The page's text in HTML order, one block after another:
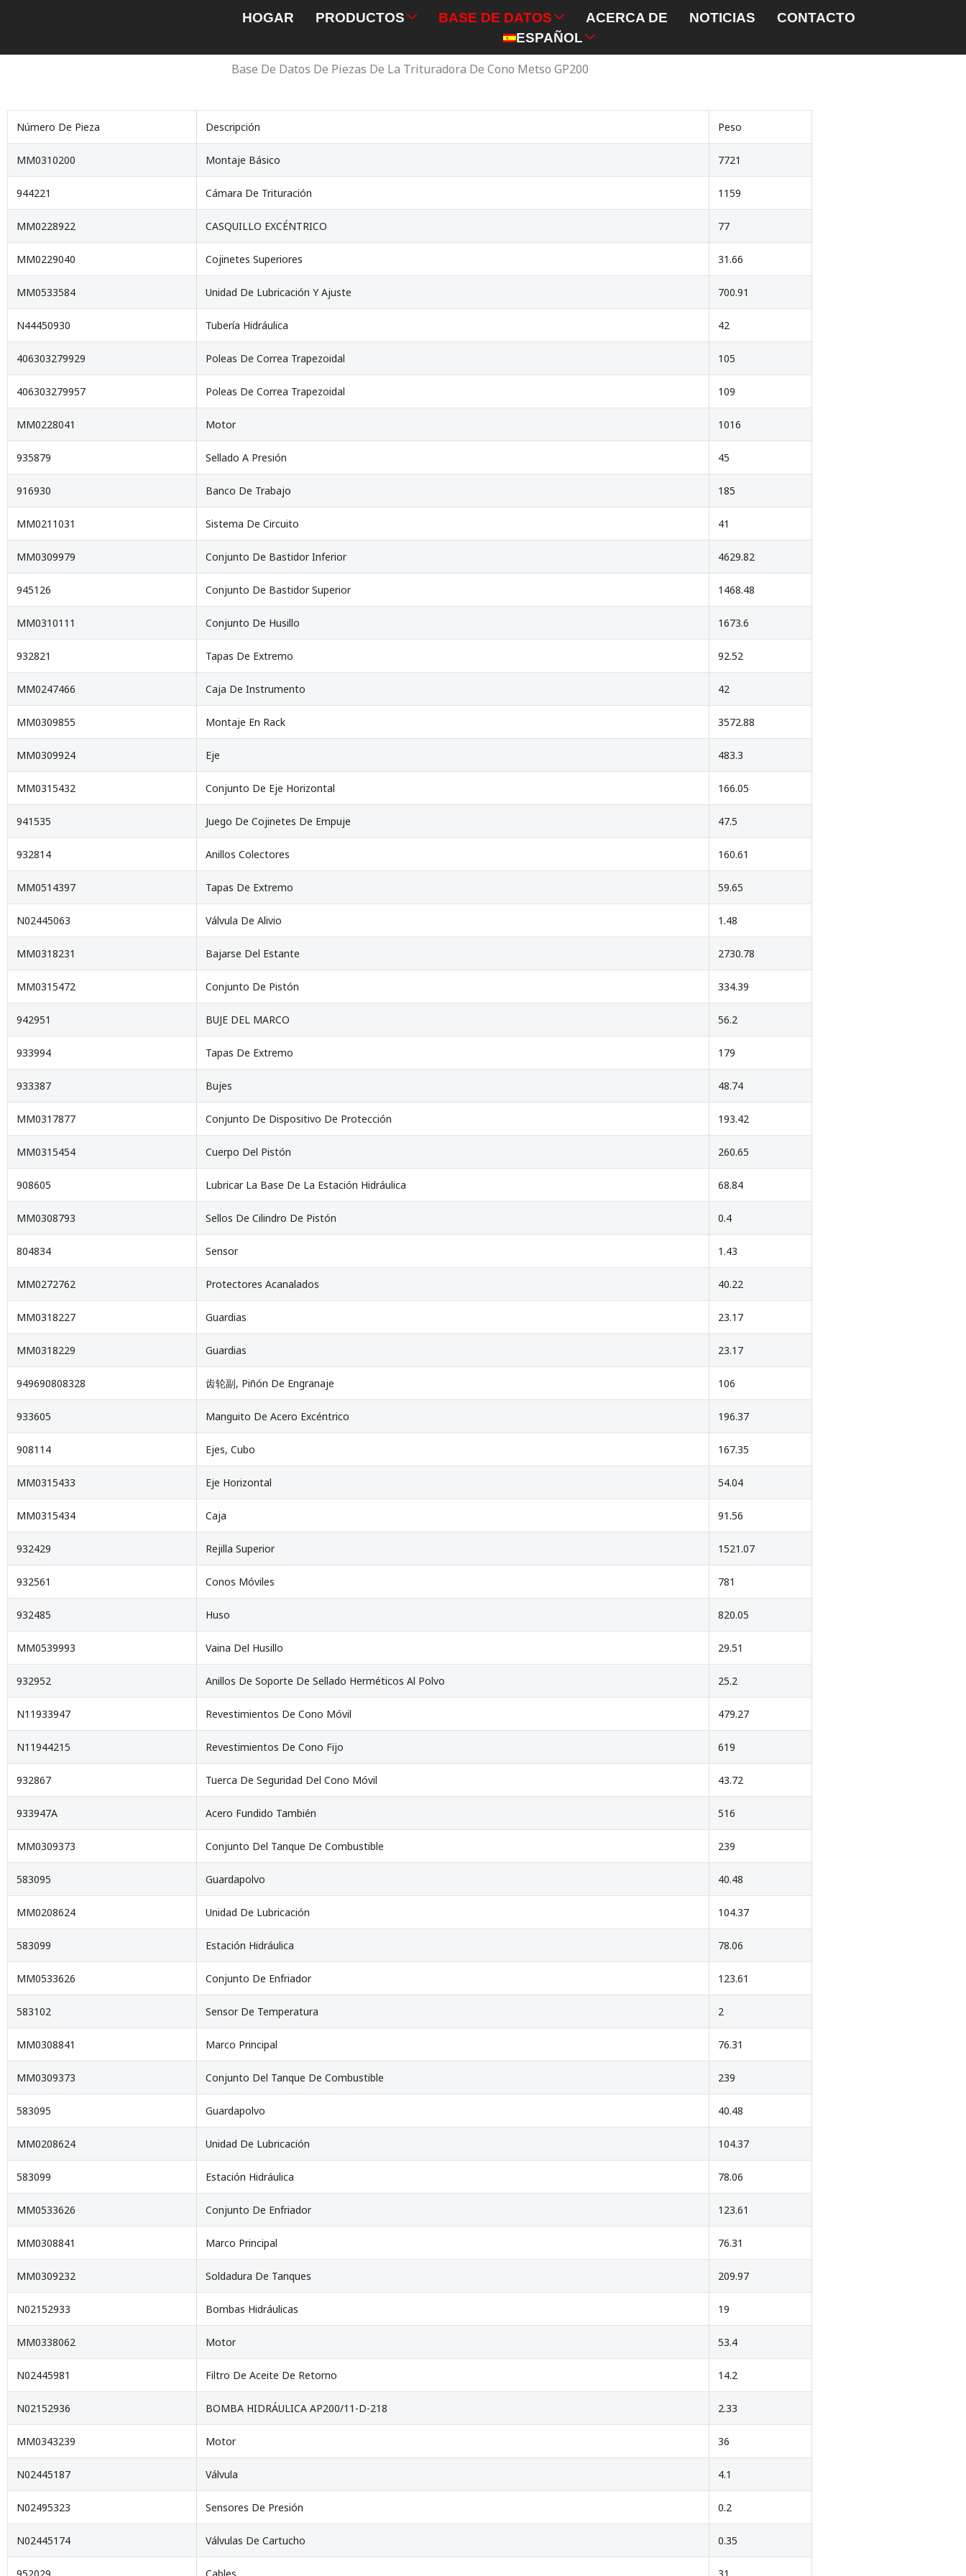
HOGAR PRODUCTOS BASE DE DATOS ACERCA DE NOTICIAS
CONTACTO
ESPAÑOL
Base De Datos De Piezas De La Trituradora De Cono Metso GP200
Número De Pieza Descripción Peso
MM0310200 Montaje Básico 7721
944221 Cámara De Trituración 1159
MM0228922 CASQUILLO EXCÉNTRICO 77
MM0229040 Cojinetes Superiores 31.66
MM0533584 Unidad De Lubricación Y Ajuste 700.91
N44450930 Tubería Hidráulica 42
406303279929 Poleas De Correa Trapezoidal 105
406303279957 Poleas De Correa Trapezoidal 109
MM0228041 Motor 1016
935879 Sellado A Presión 45
916930 Banco De Trabajo 185
MM0211031 Sistema De Circuito 41
MM0309979 Conjunto De Bastidor Inferior 4629.82
945126 Conjunto De Bastidor Superior 1468.48
MM0310111 Conjunto De Husillo 1673.6
932821 Tapas De Extremo 92.52
MM0247466 Caja De Instrumento 42
MM0309855 Montaje En Rack 3572.88
MM0309924 Eje 483.3
MM0315432 Conjunto De Eje Horizontal 166.05
941535 Juego De Cojinetes De Empuje 47.5
932814 Anillos Colectores 160.61
MM0514397 Tapas De Extremo 59.65
N02445063 Válvula De Alivio 1.48
MM0318231 Bajarse Del Estante 2730.78
MM0315472 Conjunto De Pistón 334.39
942951 BUJE DEL MARCO 56.2
933994 Tapas De Extremo 179
933387 Bujes 48.74
MM0317877 Conjunto De Dispositivo De Protección 193.42
MM0315454 Cuerpo Del Pistón 260.65
908605 Lubricar La Base De La Estación Hidráulica 68.84
MM0308793 Sellos De Cilindro De Pistón 0.4
804834 Sensor 1.43
MM0272762 Protectores Acanalados 40.22
MM0318227 Guardias 23.17
MM0318229 Guardias 23.17
949690808328 齿轮副, Piñón De Engranaje 106
933605 Manguito De Acero Excéntrico 196.37
908114 Ejes, Cubo 167.35
MM0315433 Eje Horizontal 54.04
MM0315434 Caja 91.56
932429 Rejilla Superior 1521.07
932561 Conos Móviles 781
932485 Huso 820.05
MM0539993 Vaina Del Husillo 29.51
932952 Anillos De Soporte De Sellado Herméticos Al Polvo 25.2
N11933947 Revestimientos De Cono Móvil 479.27
N11944215 Revestimientos De Cono Fijo 619
932867 Tuerca De Seguridad Del Cono Móvil 43.72
933947A Acero Fundido También 516
MM0309373 Conjunto Del Tanque De Combustible 239
583095 Guardapolvo 40.48
MM0208624 Unidad De Lubricación 104.37
583099 Estación Hidráulica 78.06
MM0533626 Conjunto De Enfriador 123.61
583102 Sensor De Temperatura 2
MM0308841 Marco Principal 76.31
MM0309373 Conjunto Del Tanque De Combustible 239
583095 Guardapolvo 40.48
MM0208624 Unidad De Lubricación 104.37
583099 Estación Hidráulica 78.06
MM0533626 Conjunto De Enfriador 123.61
MM0308841 Marco Principal 76.31
MM0309232 Soldadura De Tanques 209.97
N02152933 Bombas Hidráulicas 19
MM0338062 Motor 53.4
N02445981 Filtro De Aceite De Retorno 14.2
N02152936 BOMBA HIDRÁULICA AP200/11-D-218 2.33
MM0343239 Motor 36
N02445187 Válvula 4.1
N02495323 Sensores De Presión 0.2
N02445174 Válvulas De Cartucho 0.35